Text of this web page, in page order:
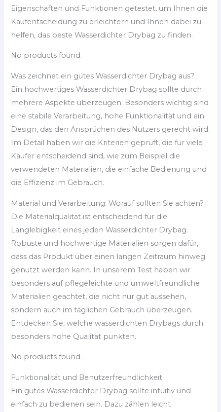
Eigenschaften und Funktionen getestet, um Ihnen die
Kaufentscheidung zu erleichtern und Ihnen dabei zu
helfen, das beste Wasserdichter Drybag zu finden.
No products found.
Was zeichnet ein gutes Wasserdichter Drybag aus?
Ein hochwertiges Wasserdichter Drybag sollte durch
mehrere Aspekte überzeugen. Besonders wichtig sind
eine stabile Verarbeitung, hohe Funktionalität und ein
Design, das den Ansprüchen des Nutzers gerecht wird.
Im Detail haben wir die Kriterien geprüft, die für viele
Käufer entscheidend sind, wie zum Beispiel die
verwendeten Materialien, die einfache Bedienung und
die Effizienz im Gebrauch.
Material und Verarbeitung: Worauf sollten Sie achten?
Die Materialqualität ist entscheidend für die
Langlebigkeit eines jeden Wasserdichter Drybag.
Robuste und hochwertige Materialien sorgen dafür,
dass das Produkt über einen langen Zeitraum hinweg
genutzt werden kann. In unserem Test haben wir
besonders auf pflegeleichte und umweltfreundliche
Materialien geachtet, die nicht nur gut aussehen,
sondern auch im täglichen Gebrauch überzeugen.
Entdecken Sie, welche wasserdichten Drybags durch
besonders hohe Qualität punkten.
No products found.
Funktionalität und Benutzerfreundlichkeit
Ein gutes Wasserdichter Drybag sollte intuitiv und
einfach zu bedienen sein. Dazu zählen leicht